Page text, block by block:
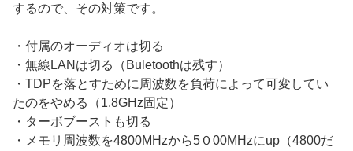
するので、その対策です。
・付属のオーディオは切る
・無線LANは切る（Buletoothは残す）
・TDPを落とすために周波数を負荷によって可変してい
たのをやめる（1.8GHz固定）
・ターボブーストも切る
・メモリ周波数を4800MHzから5０00MHzにup（4800だ